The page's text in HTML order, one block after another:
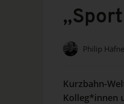
Philip
Kurzbahn-
Kolleg*innen